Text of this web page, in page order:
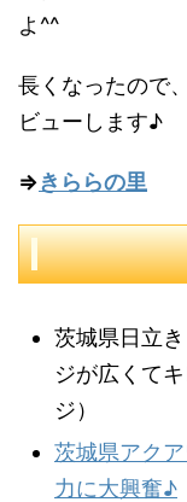
よ^^
長くなったので、
ビューします♪
⇒きららの里
茨城県日立
ジが広くて
ジ）
茨城県アク
力に大興奮♪